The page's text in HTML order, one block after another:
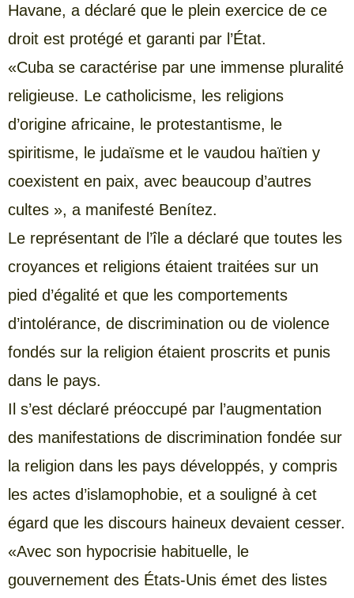
Havane, a déclaré que le plein exercice de ce
droit est protégé et garanti par l’État.
«Cuba se caractérise par une immense pluralité
religieuse. Le catholicisme, les religions
d’origine africaine, le protestantisme, le
spiritisme, le judaïsme et le vaudou haïtien y
coexistent en paix, avec beaucoup d’autres
cultes », a manifesté Benítez.
Le représentant de l’île a déclaré que toutes les
croyances et religions étaient traitées sur un
pied d’égalité et que les comportements
d’intolérance, de discrimination ou de violence
fondés sur la religion étaient proscrits et punis
dans le pays.
Il s’est déclaré préoccupé par l’augmentation
des manifestations de discrimination fondée sur
la religion dans les pays développés, y compris
les actes d’islamophobie, et a souligné à cet
égard que les discours haineux devaient cesser.
«Avec son hypocrisie habituelle, le
gouvernement des États-Unis émet des listes